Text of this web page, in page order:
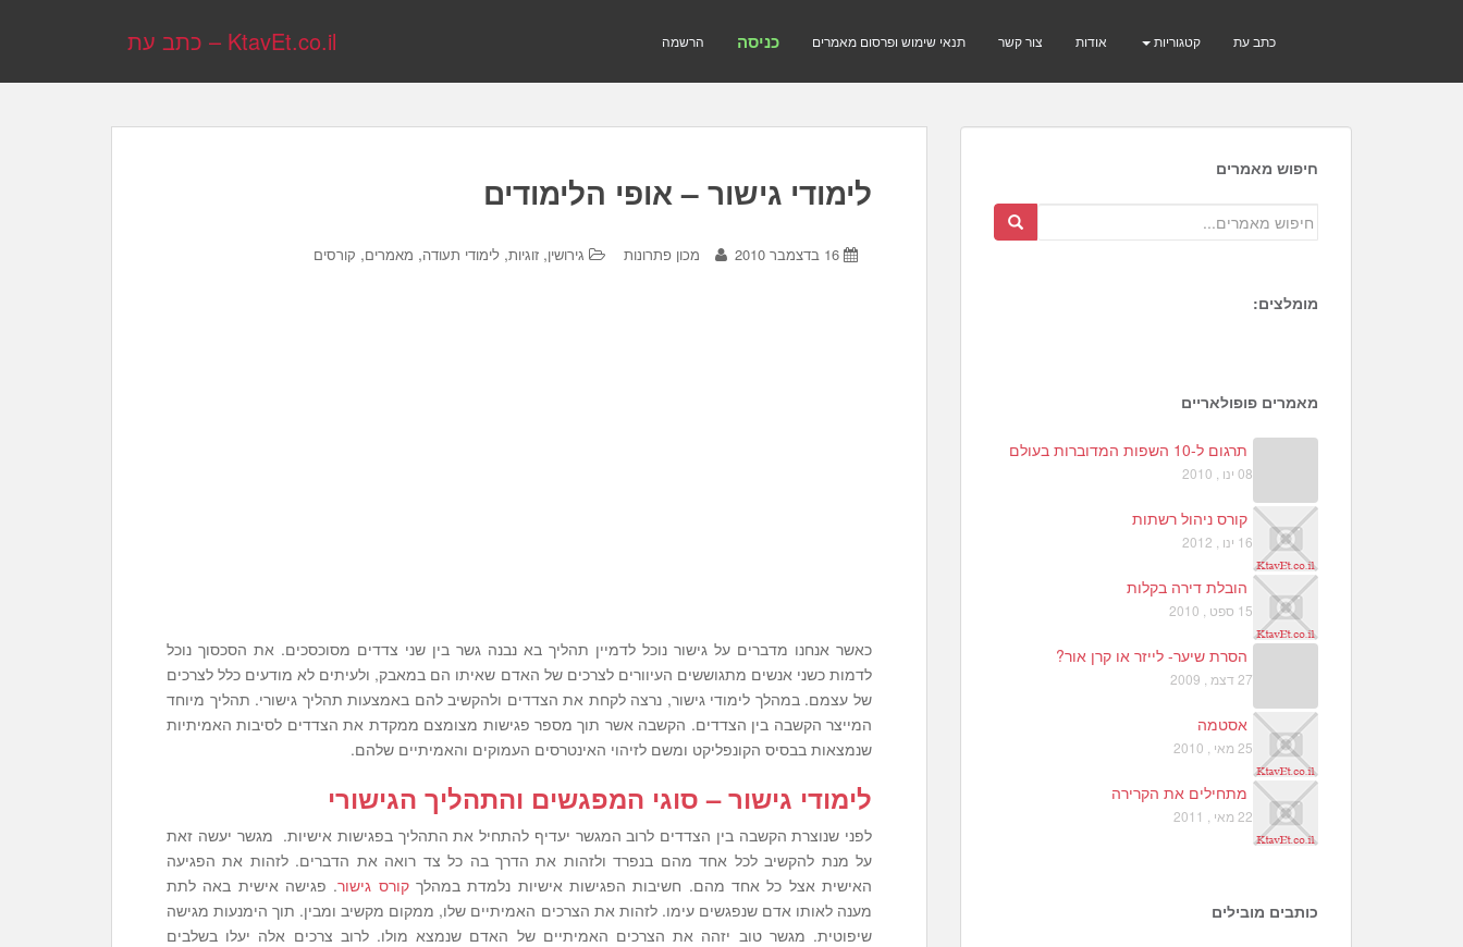
KtavEt.co.il – כתב עת הרשמה כניסה תנאי שימוש ופרסום מאמרים צור קשר אודות קטגוריות כתב עת
לימודי גישור – אופי הלימודים
16 בדצמבר 2010 מכון פתרונות גירושין, זוגיות, לימודי תעודה, מאמרים, קורסים
כאשר אנחנו מדברים על גישור נוכל לדמיין תהליך בא נבנה גשר בין שני צדדים מסוכסכים. את הסכסוך נוכל
לדמות כשני אנשים מתגוששים העיוורים לצרכים של האדם שאיתו הם במאבק, ולעיתים לא מודעים כלל לצרכים
של עצמם. במהלך לימודי גישור, נרצה לקחת את הצדדים ולהקשיב להם באמצעות תהליך גישורי. תהליך מיוחד
המייצר הקשבה בין הצדדים. הקשבה אשר תוך מספר פגישות מצומצם ממקדת את הצדדים לסיבות האמיתיות
שנמצאות בבסיס הקונפליקט ומשם לזיהוי האינטרסים העמוקים והאמיתיים שלהם.
לימודי גישור– סוגי המפגשים והתהליך הגישורי
לפני שנוצרת הקשבה בין הצדדים לרוב המגשר יעדיף להתחיל את התהליך בפגישות אישיות. מגשר יעשה זאת
על מנת להקשיב לכל אחד מהם בנפרד ולזהות את הדרך בה כל צד רואה את הדברים. לזהות את הפגיעה
האישית אצל כל אחד מהם. חשיבות הפגישות אישיות נלמדת במהלךקורס גישור. פגישה אישית באה לתת
מענה לאותו אדם שנפגשים עימו. לזהות את הצרכים האמיתיים שלו, ממקום מקשיב ומבין. תוך הימנעות מגישה
שיפוטית. מגשר טוב יזהה את הצרכים האמיתיים של האדם שנמצא מולו. לרוב צרכים אלה יעלו בשלבים
חיפוש מאמרים
מומלצים:
5
מאמרים פופולאריים
תרגום ל-10 השפות המדוברות בעולם
08 ינו , 2010
קורס ניהול רשתות
16 ינו , 2012
הובלת דירה בקלות
15 ספט , 2010
הסרת שיער- לייזר או קרן אור?
27 דצמ , 2009
אסטמה
25 מאי , 2010
מתחילים את הקרירה
22 מאי , 2011
כותבים מובילים